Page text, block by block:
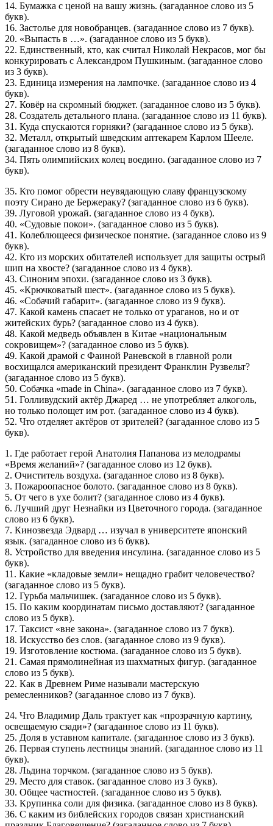
14. Бумажка с ценой на вашу жизнь. (загаданное слово из 5
букв).
16. Застолье для новобранцев. (загаданное слово из 7 букв).
20. «Выпасть в …». (загаданное слово из 5 букв).
22. Единственный, кто, как считал Николай Некрасов, мог бы
конкурировать с Александром Пушкиным. (загаданное слово
из 3 букв).
23. Единица измерения на лампочке. (загаданное слово из 4
букв).
27. Ковёр на скромный бюджет. (загаданное слово из 5 букв).
28. Создатель детального плана. (загаданное слово из 11 букв).
31. Куда спускаются горняки? (загаданное слово из 5 букв).
32. Металл, открытый шведским аптекарем Карлом Шееле.
(загаданное слово из 8 букв).
34. Пять олимпийских колец воедино. (загаданное слово из 7
букв).
35. Кто помог обрести неувядающую славу французскому
поэту Сирано де Бержераку? (загаданное слово из 6 букв).
39. Луговой урожай. (загаданное слово из 4 букв).
40. «Судовые покои». (загаданное слово из 5 букв).
41. Колеблющееся физическое понятие. (загаданное слово из 9
букв).
42. Кто из морских обитателей использует для защиты острый
шип на хвосте? (загаданное слово из 4 букв).
43. Синоним эпохи. (загаданное слово из 3 букв).
45. «Крючковатый шест». (загаданное слово из 5 букв).
46. «Собачий габарит». (загаданное слово из 9 букв).
47. Какой камень спасает не только от ураганов, но и от
житейских бурь? (загаданное слово из 4 букв).
48. Какой медведь объявлен в Китае «национальным
сокровищем»? (загаданное слово из 5 букв).
49. Какой драмой с Фаиной Раневской в главной роли
восхищался американский президент Франклин Рузвельт?
(загаданное слово из 5 букв).
50. Собачка «made in China». (загаданное слово из 7 букв).
51. Голливудский актёр Джаред … не употребляет алкоголь,
но только полощет им рот. (загаданное слово из 4 букв).
52. Что отделяет актёров от зрителей? (загаданное слово из 5
букв).
1. Где работает герой Анатолия Папанова из мелодрамы
«Время желаний»? (загаданное слово из 12 букв).
2. Очиститель воздуха. (загаданное слово из 8 букв).
3. Пожароопасное болото. (загаданное слово из 8 букв).
5. От чего в ухе болит? (загаданное слово из 4 букв).
6. Лучший друг Незнайки из Цветочного города. (загаданное
слово из 6 букв).
7. Кинозвезда Эдвард … изучал в университете японский
язык. (загаданное слово из 6 букв).
8. Устройство для введения инсулина. (загаданное слово из 5
букв).
11. Какие «кладовые земли» нещадно грабит человечество?
(загаданное слово из 5 букв).
12. Гурьба мальчишек. (загаданное слово из 5 букв).
15. По каким координатам письмо доставляют? (загаданное
слово из 5 букв).
17. Таксист «вне закона». (загаданное слово из 7 букв).
18. Искусство без слов. (загаданное слово из 9 букв).
19. Изготовление костюма. (загаданное слово из 5 букв).
21. Самая прямолинейная из шахматных фигур. (загаданное
слово из 5 букв).
22. Как в Древнем Риме называли мастерскую
ремесленников? (загаданное слово из 7 букв).
24. Что Владимир Даль трактует как «прозрачную картину,
освещаемую сзади»? (загаданное слово из 11 букв).
25. Доля в уставном капитале. (загаданное слово из 3 букв).
26. Первая ступень лестницы знаний. (загаданное слово из 11
букв).
28. Льдина торчком. (загаданное слово из 5 букв).
29. Место для ставок. (загаданное слово из 3 букв).
30. Общее частностей. (загаданное слово из 5 букв).
33. Крупинка соли для физика. (загаданное слово из 8 букв).
36. С каким из библейских городов связан христианский